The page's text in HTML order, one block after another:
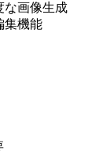
な画像生成
集機能